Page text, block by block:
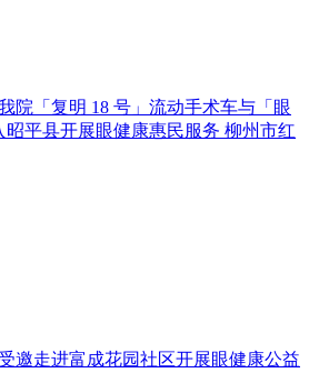
院「复明 18 号」流动手术车与「眼
昭平县开展眼健康惠民服务 柳州市红
邀走进富成花园社区开展眼健康公益